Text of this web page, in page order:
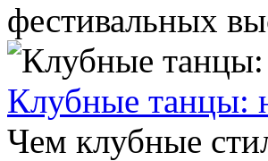
фестивальных
Клубные танцы:
Чем клубные